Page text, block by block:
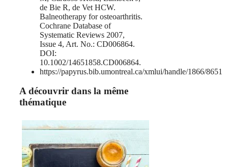
de Bie R, de Vet HCW.
Balneotherapy for osteoarthritis.
Cochrane Database of
Systematic Reviews 2007,
Issue 4, Art. No.: CD006864.
DOI:
10.1002/14651858.CD006864.
https://papyrus.bib.umontreal.ca/xmlui/handle/1866/8651
A découvrir dans la même
thématique